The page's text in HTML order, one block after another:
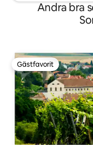
Andra bra
Gästfavorit
Gästfavorit